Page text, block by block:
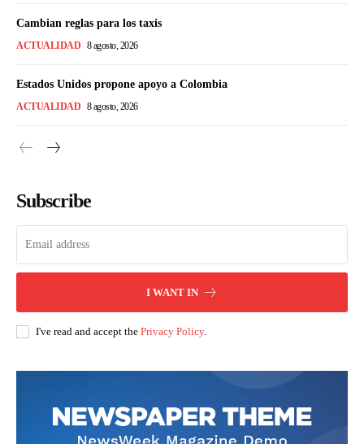
Cambian reglas para los taxis
ACTUALIDAD 8 agosto, 2026
Estados Unidos propone apoyo a Colombia
ACTUALIDAD 8 agosto, 2026
Subscribe
I WANT IN
I've read and accept the Privacy Policy.